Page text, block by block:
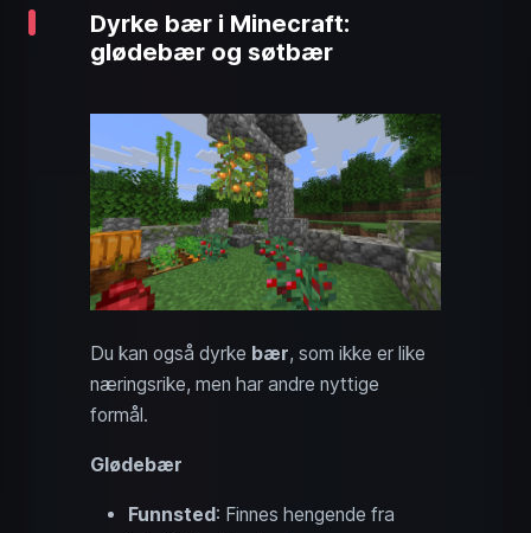
Dyrke bær i Minecraft:
glødebær og søtbær
Du kan også dyrke bær, som ikke er like
næringsrike, men har andre nyttige
formål.
Glødebær
Funnsted : Finnes hengende fra